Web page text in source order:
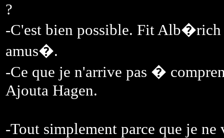
?
-C'est bien possible. Fit
amus�.
-Ce que je n'arrive pas �
Ajouta Hagen.
-Tout simplement parce que je